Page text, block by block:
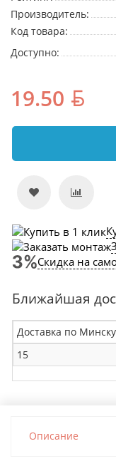
Производитель:
Код товара:
Доступно:
19.50
Скидка на
Ближайшая
Доставка по
15
Описание